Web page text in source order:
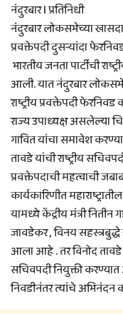
नंदुरबार l प्रतिनिधी
नंदुरबार लोकसभेच्या खासदार
प्रवक्तेपदी दुसऱ्यांदा
भारतीय जनता पार्टीची
आली. यात नंदुरबार
राष्ट्रीय प्रवक्तेपदी
राज्य उपाध्यक्ष असलेल्या
गावित यांचा समावेश
तावडे यांची राष्ट्रीय
प्रवक्तेपदाची महत्वाची
कार्यकारिणीत
यामध्ये केंद्रीय मंत्री नितीन
जावडेकर , विनय सहस्त्रबुद्धे
आला आहे . तर विनोद तावडे
सचिवपदी नियुक्ती
निवडीनंतर त्यांचे